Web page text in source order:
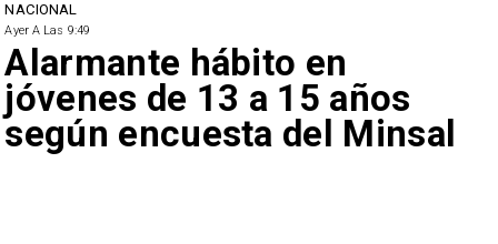
NACIONAL
Ayer A Las 9:49
Alarmante hábito en
jóvenes de 13 a 15 años
según encuesta del Minsal